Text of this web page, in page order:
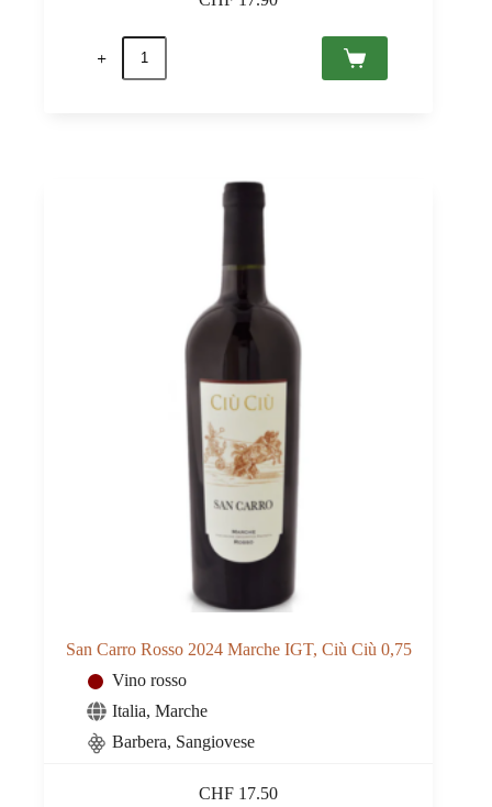
Mompertone
2023
Monferrato
San Carro Rosso 2024 Marche IGT, Ciù Ciù 0,75
Vino rosso
Italia, Marche
Barbera, Sangiovese
CHF 17.50